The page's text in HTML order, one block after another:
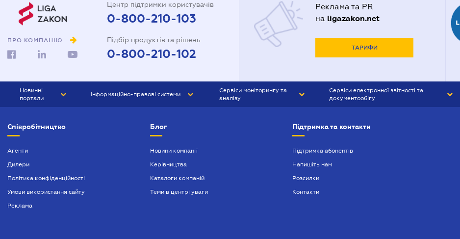
ПРО КОМПАНІЮ
Центр підтримки користувачів
0-800-210-103
Підбір продуктів та рішень
0-800-210-102
Реклама та PR
на ligazakon.net
ТАРИФИ
Новинні
портали
БІЗНЕС
Інформаційно-правові системи
БУХГАЛТЕР ПРОФ
Сервіси моніторингу та
аналізу
Сервіси електронної звітності та
документообігу
Співробітництво
Агенти
Дилери
Політика конфіденційності
Умови використання сайту
Реклама
Блог
Новини компанії
Керівництва
Каталоги компаній
Теми в центрі уваги
Підтримка та контакти
Підтримка абонентів
Напишіть нам
Розсилки
Контакти